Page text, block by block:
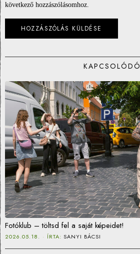
következő hozzászólásomhoz.
KAPCSOLÓDÓ
Fotóklub – töltsd fel a saját képeidet!
2026.05.18. ÍRTA: SANYI BÁCSI